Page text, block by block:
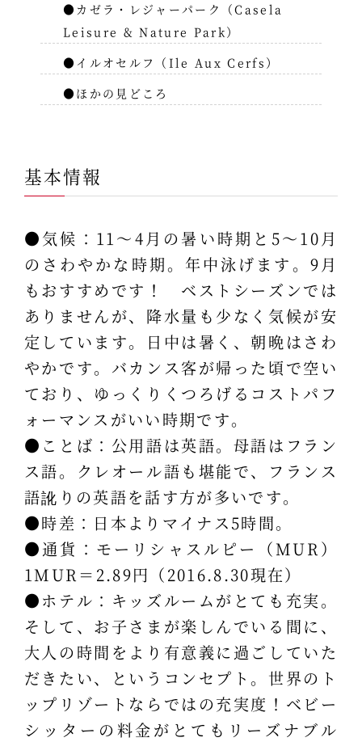
●カゼラ・レジャーパーク（Casela
Leisure & Nature Park）
●イルオセルフ（Ile Aux Cerfs）
●ほかの見どころ
基本情報
●気候：11～4月の暑い時期と5～10月
のさわやかな時期。年中泳げます。9月
もおすすめです！ ベストシーズンでは
ありませんが、降水量も少なく気候が安
定しています。日中は暑く、朝晩はさわ
やかです。バカンス客が帰った頃で空い
ており、ゆっくりくつろげるコストパフ
ォーマンスがいい時期です。
●ことば：公用語は英語。母語はフラン
ス語。クレオール語も堪能で、フランス
語訛りの英語を話す方が多いです。
●時差：日本よりマイナス5時間。
●通貨：モーリシャスルピー（MUR）
1MUR＝2.89円（2016.8.30現在）
●ホテル：キッズルームがとても充実。
そして、お子さまが楽しんでいる間に、
大人の時間をより有意義に過ごしていた
だきたい、というコンセプト。世界のト
ップリゾートならではの充実度！ベビー
シッターの料金がとてもリーズナブル